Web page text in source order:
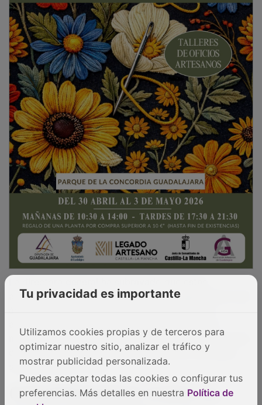
La directora general ha subrayado que estas
actuaciones permitirán avanzar en la regeneración del
área afectada, favorecer la recuperación de la
mantenimiento del sector agroforestal y la prevención
de incendios, además del fortalecimiento del tejido
socioeconómico local".
COMPROMISO CON LA
Tu privacidad es importante
Utilizamos cookies propias y de terceros para
optimizar nuestro sitio, analizar el tráfico y
mostrar publicidad personalizada.
Puedes aceptar todas las cookies o configurar tus
preferencias. Más detalles en nuestra Política de